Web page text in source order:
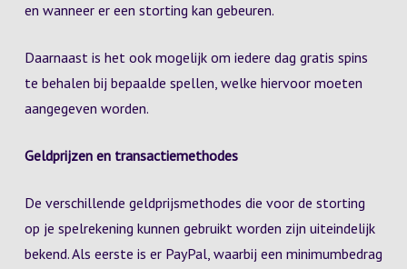
en wanneer er een storting kan gebeuren.
Daarnaast is het ook mogelijk om iedere dag gratis spins
te behalen bij bepaalde spellen, welke hiervoor moeten
aangegeven worden.
Geldprijzen en transactiemethodes
De verschillende geldprijsmethodes die voor de storting
op je spelrekening kunnen gebruikt worden zijn uiteindelijk
bekend. Als eerste is er PayPal, waarbij een minimumbedrag